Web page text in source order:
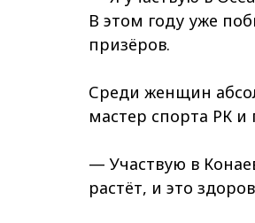
В этом году уже
призёров.
Среди женщин
мастер спорта РК
— Участвую в
растёт, и это